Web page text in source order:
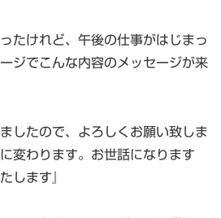
たけれど、午後の仕事がはじまっ
ジでこんな内容のメッセージが来
したので、よろしくお願い致しま
変わります。お世話になります
します』